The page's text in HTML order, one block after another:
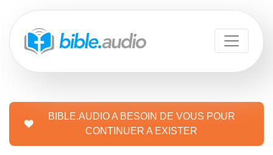
BIBLE.AUDIO A BESOIN DE VOUS POUR
CONTINUER A EXISTER